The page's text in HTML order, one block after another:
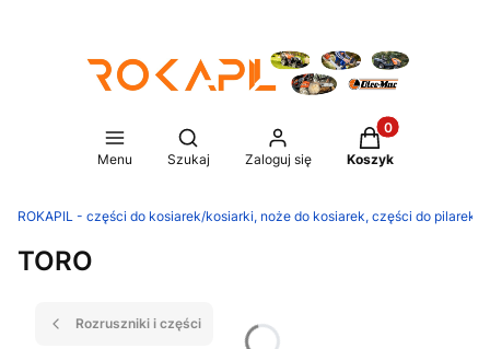
Menu
Otwórz wyszukiwarkę
Szukaj Zaloguj się
Produkty w
Koszyk
ROKAPIL - części do kosiarek/kosiarki, noże do kosiarek, części do pilarek/
TORO
Rozruszniki i części